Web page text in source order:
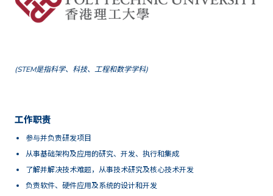
(STEM是指科学、科技、工程和数学学科)
工作职责
参与并负责研发项目
从事基础架构及应用的研究、开发、执行和集成
了解并解决技术难题，从事技术研究及核心技术开发
负责软件、硬件应用及系统的设计和开发